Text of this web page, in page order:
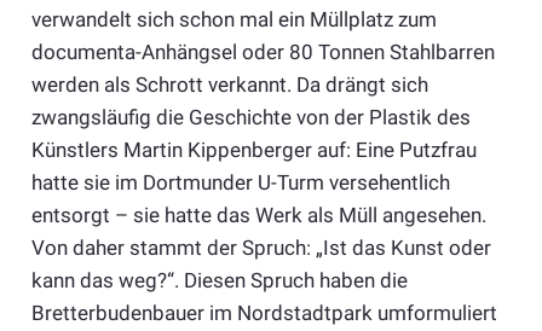
verwandelt sich schon mal ein Müllplatz zum
documenta-Anhängsel oder 80 Tonnen Stahlbarren
werden als Schrott verkannt. Da drängt sich
zwangsläufig die Geschichte von der Plastik des
Künstlers Martin Kippenberger auf: Eine Putzfrau
hatte sie im Dortmunder U-Turm versehentlich
entsorgt – sie hatte das Werk als Müll angesehen.
Von daher stammt der Spruch: „Ist das Kunst oder
kann das weg?“. Diesen Spruch haben die
Bretterbudenbauer im Nordstadtpark umformuliert